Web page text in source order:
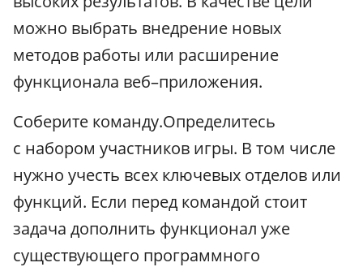
можно выбрать внедрение новых
методов работы или расширение
функционала веб–приложения.
Соберите команду.Определитесь
с набором участников игры. В том числе
нужно учесть всех ключевых отделов или
функций. Если перед командой стоит
задача дополнить функционал уже
существующего программного